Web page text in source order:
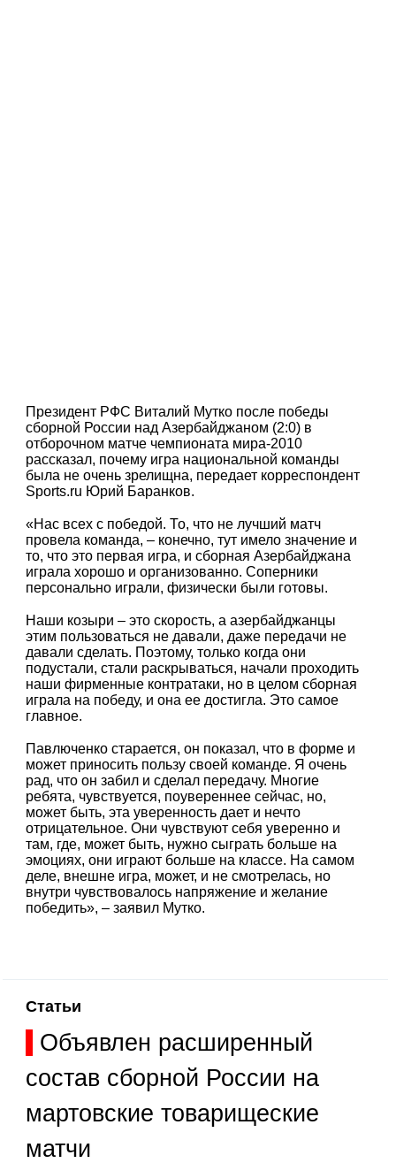
Президент РФС Виталий Мутко после победы
сборной России над Азербайджаном (2:0) в
отборочном матче чемпионата мира-2010
рассказал, почему игра национальной команды
была не очень зрелищна, передает корреспондент
Sports.ru Юрий Баранков.
«Нас всех с победой. То, что не лучший матч
провела команда, – конечно, тут имело значение и
то, что это первая игра, и сборная Азербайджана
играла хорошо и организованно. Соперники
персонально играли, физически были готовы.
Наши козыри – это скорость, а азербайджанцы
этим пользоваться не давали, даже передачи не
давали сделать. Поэтому, только когда они
подустали, стали раскрываться, начали проходить
наши фирменные контратаки, но в целом сборная
играла на победу, и она ее достигла. Это самое
главное.
Павлюченко старается, он показал, что в форме и
может приносить пользу своей команде. Я очень
рад, что он забил и сделал передачу. Многие
ребята, чувствуется, поувереннее сейчас, но,
может быть, эта уверенность дает и нечто
отрицательное. Они чувствуют себя уверенно и
там, где, может быть, нужно сыграть больше на
эмоциях, они играют больше на классе. На самом
деле, внешне игра, может, и не смотрелась, но
внутри чувствовалось напряжение и желание
победить», – заявил Мутко.
Статьи
Объявлен расширенный
состав сборной России на
мартовские товарищеские
матчи